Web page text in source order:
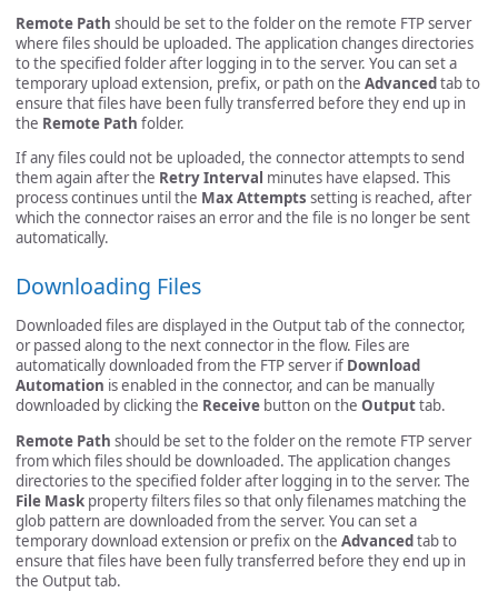
Remote Path should be set to the folder on the remote FTP server
where files should be uploaded. The application changes directories
to the specified folder after logging in to the server. You can set a
temporary upload extension, prefix, or path on the Advancedtab to
ensure that files have been fully transferred before they end up in
the Remote Path folder.
If any files could not be uploaded, the connector attempts to send
them again after the Retry Interval minutes have elapsed. This
process continues until the Max Attempts setting is reached, after
which the connector raises an error and the file is no longer be sent
automatically.
Downloading Files
Downloaded files are displayed in the Output tab of the connector,
or passed along to the next connector in the flow. Files are
automatically downloaded from the FTP server if Download
Automation is enabled in the connector, and can be manually
downloaded by clicking the Receive button on the Outputtab.
Remote Path should be set to the folder on the remote FTP server
from which files should be downloaded. The application changes
directories to the specified folder after logging in to the server. The
File Mask property filters files so that only filenames matching the
glob pattern are downloaded from the server. You can set a
temporary download extension or prefix on the Advancedtab to
ensure that files have been fully transferred before they end up in
the Output tab.